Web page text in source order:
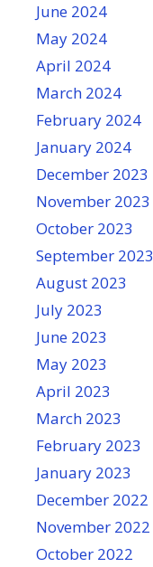
June 2024
May 2024
April 2024
March 2024
February 2024
January 2024
December 2023
November 2023
October 2023
September 2023
August 2023
July 2023
June 2023
May 2023
April 2023
March 2023
February 2023
January 2023
December 2022
November 2022
October 2022